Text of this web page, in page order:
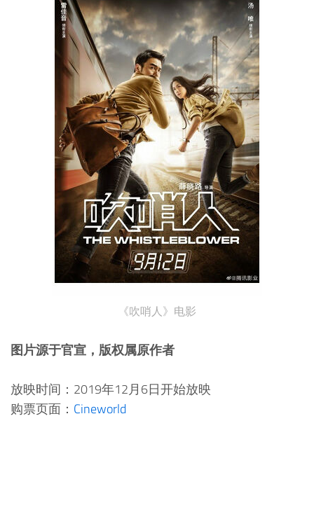
《吹哨人》电影
图片源于官宣，版权属原作者
放映时间：2019年12月6日开始放映
购票页面： Cineworld